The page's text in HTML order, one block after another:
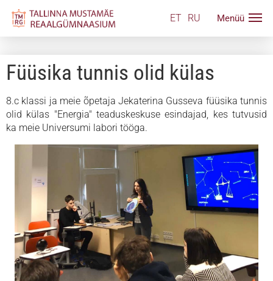
ET RU
Füüsika tunnis olid külas
8.c klassi ja meie õpetaja Jekaterina Gusseva füüsika tunnis
olid külas "Energia" teaduskeskuse esindajad, kes tutvusid
ka meie Universumi labori tööga.